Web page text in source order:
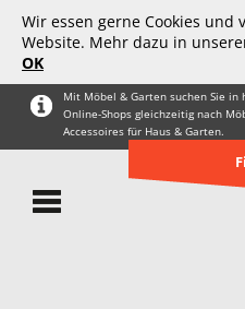
Wir essen gerne Cookies
Website. Mehr dazu in
OK
Mit Möbel & Garten suchen Sie in
Online-Shops gleichzeitig nach
Accessoires für Haus & Garten.